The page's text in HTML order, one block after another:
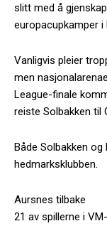
slitt med å
europacupkamper i
Vanligvis pleier
men
League-finale
reiste Solbakken til
Både Solbakken
hedmarksklubben.
Aursnes tilbake
21 av spillerne i